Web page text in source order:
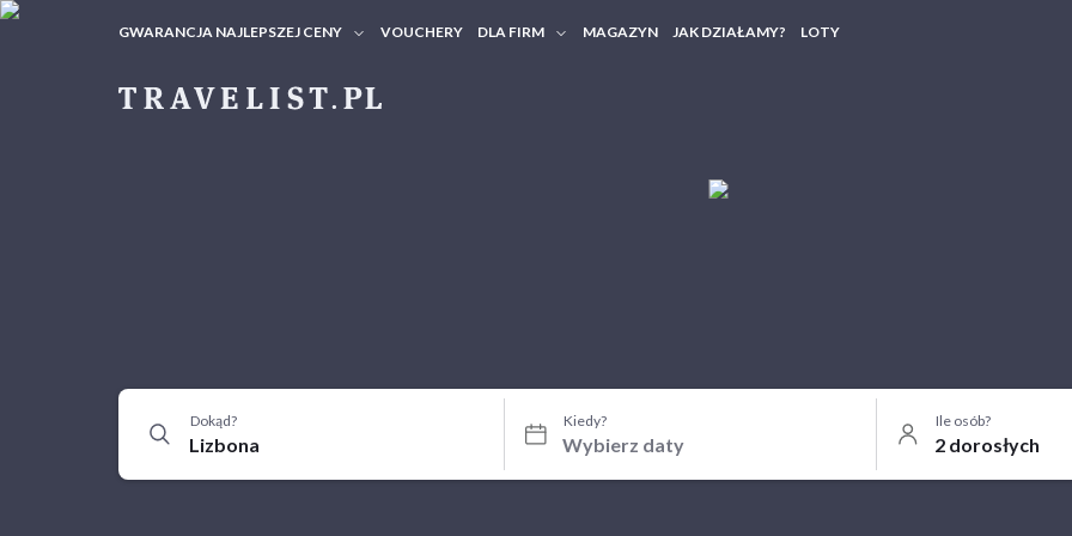
GWARANCJA NAJLEPSZEJ CENY VOUCHERY DLA FIRM MAGAZYN JAK DZIAŁAMY? LOTY
Dokąd? Kiedy? Ile osób?